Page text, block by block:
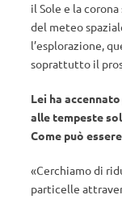
il Sole e la
del meteo
l’esplorazione,
soprattutto il
Lei ha
alle tempeste
Come può
«Cerchiamo di
particelle